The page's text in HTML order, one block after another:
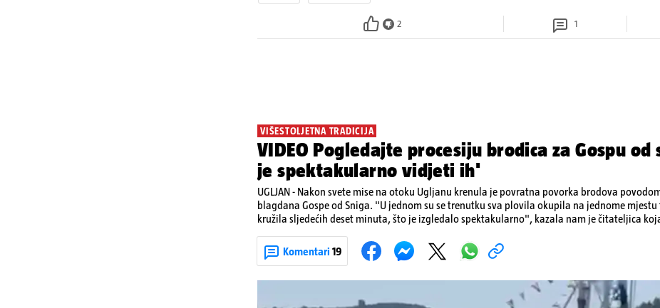
2 1
VIŠESTOLJETNA TRADICIJA
VIDEO Pogledajte procesiju brodica za Gospu
je spektakularno vidjeti ih'
UGLJAN - Nakon svete mise na otoku Ugljanu krenula je povratna povorka brodova
blagdana Gospe od Sniga. "U jednom su se trenutku sva plovila okupila na jednome
kružila sljedećih deset minuta, što je izgledalo spektakularno", kazala nam je čitateljica
upaljenim bakljama. Na nekim su brodovima bili svirači, što je dodatno pridonijelo živosti prizora.
višestoljetnoj tradiciji, koja se neprekidno održava od 1514. godine. U sklopu proslave održat
Komentari 19